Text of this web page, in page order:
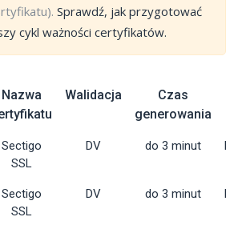
Sprawdź, jak przygotować
cykl ważności certyfikatów.
Nazwa
Walidacja
Czas
generowania
Sectigo
SSL
DV do 3 minut
Sectigo
SSL
DV do 3 minut